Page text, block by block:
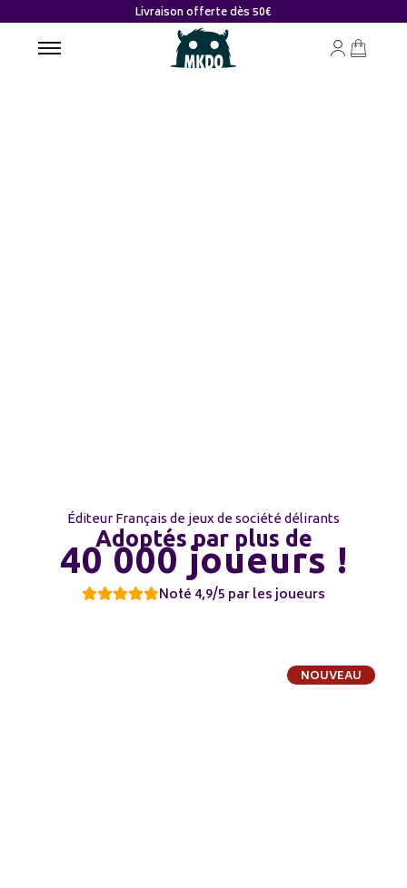
Livraison offerte dès 50€
Éditeur Français de jeux de société délirants
Adoptés par plus de
40 000 joueurs !
Noté 4,9/5 par les joueurs
NOUVEAU